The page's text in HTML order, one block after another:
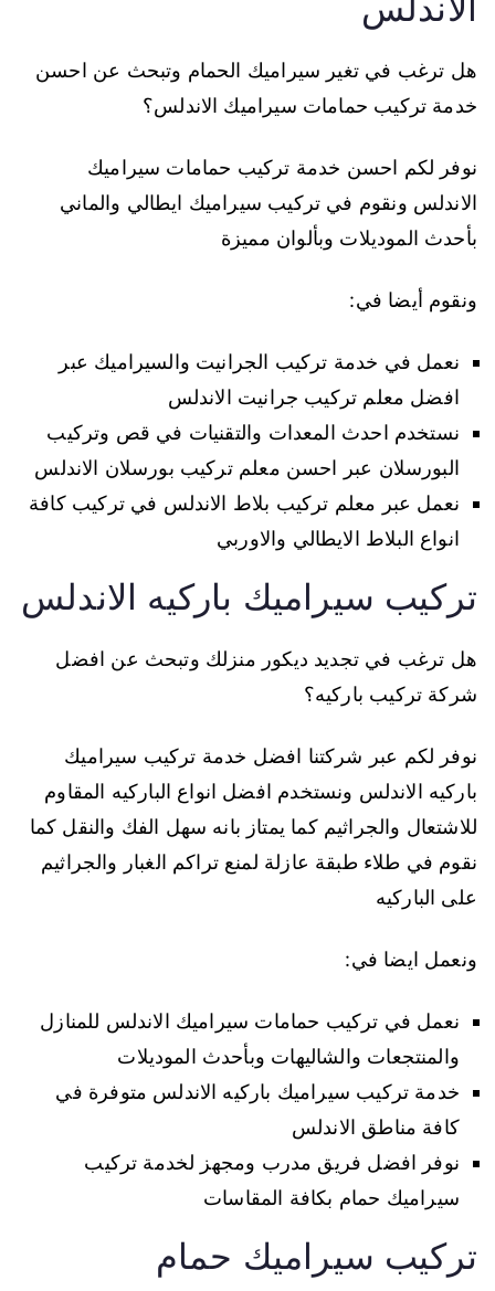
الاندلس
هل ترغب في تغير سيراميك الحمام وتبحث عن احسن
خدمة تركيب حمامات سيراميك الاندلس؟
نوفر لكم احسن خدمة تركيب حمامات سيراميك
الاندلس ونقوم في تركيب سيراميك ايطالي والماني
بأحدث الموديلات وبألوان مميزة
ونقوم أيضا في:
نعمل في خدمة تركيب الجرانيت والسيراميك عبر
افضل معلم تركيب جرانيت الاندلس
نستخدم احدث المعدات والتقنيات في قص وتركيب
البورسلان عبر احسن معلم تركيب بورسلان الاندلس
نعمل عبر معلم تركيب بلاط الاندلس في تركيب كافة
انواع البلاط الايطالي والاوربي
تركيب سيراميك باركيه الاندلس
هل ترغب في تجديد ديكور منزلك وتبحث عن افضل
شركة تركيب باركيه؟
نوفر لكم عبر شركتنا افضل خدمة تركيب سيراميك
باركيه الاندلس ونستخدم افضل انواع الباركيه المقاوم
للاشتعال والجراثيم كما يمتاز بانه سهل الفك والنقل كما
نقوم في طلاء طبقة عازلة لمنع تراكم الغبار والجراثيم
على الباركيه
ونعمل ايضا في:
نعمل في تركيب حمامات سيراميك الاندلس للمنازل
والمنتجعات والشاليهات وبأحدث الموديلات
خدمة تركيب سيراميك باركيه الاندلس متوفرة في
كافة مناطق الاندلس
نوفر افضل فريق مدرب ومجهز لخدمة تركيب
سيراميك حمام بكافة المقاسات
تركيب سيراميك حمام